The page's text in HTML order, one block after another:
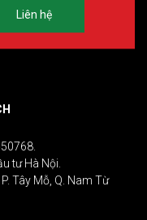
Liên hệ
tư Hà Nội.
Tây Mỗ, Q. Nam Từ